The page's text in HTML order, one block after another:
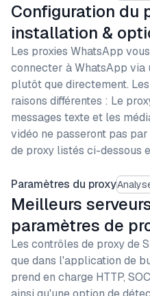
Configuration du
installation &
Les proxies WhatsApp
connecter à WhatsApp
plutôt que directement.
raisons différentes : Le
messages texte et les
vidéo ne passeront pas
de proxy listés ci-dessous
Paramètres du proxy
Meilleurs
paramètres de
Les contrôles de proxy de
que dans l'application de
prend en charge HTTP,